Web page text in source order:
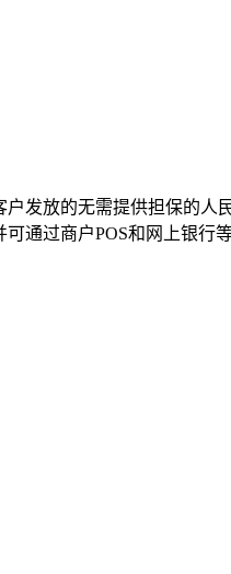
发放的无需提供担保的
通过商户POS和网上银行